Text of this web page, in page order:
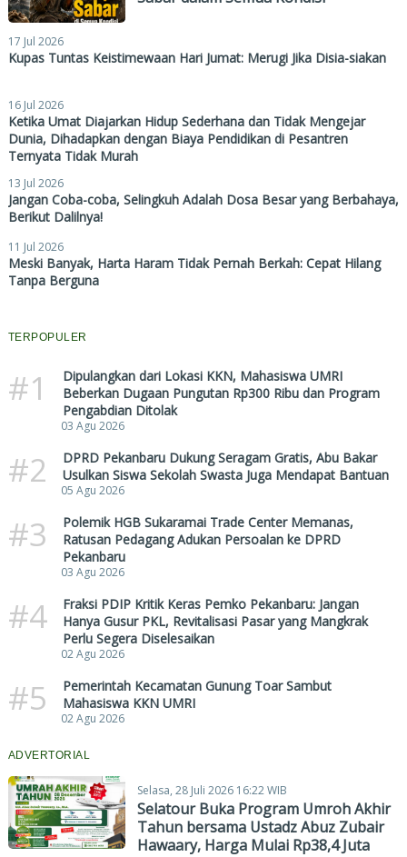
17 Jul 2026
Kupas Tuntas Keistimewaan Hari Jumat: Merugi Jika Disia-siakan
16 Jul 2026
Ketika Umat Diajarkan Hidup Sederhana dan Tidak Mengejar
Dunia, Dihadapkan dengan Biaya Pendidikan di Pesantren
Ternyata Tidak Murah
13 Jul 2026
Jangan Coba-coba, Selingkuh Adalah Dosa Besar yang Berbahaya,
Berikut Dalilnya!
11 Jul 2026
Meski Banyak, Harta Haram Tidak Pernah Berkah: Cepat Hilang
Tanpa Berguna
TERPOPULER
#1
Dipulangkan dari Lokasi KKN, Mahasiswa UMRI
Beberkan Dugaan Pungutan Rp300 Ribu dan Program
Pengabdian Ditolak
03 Agu 2026
#2
DPRD Pekanbaru Dukung Seragam Gratis, Abu Bakar
Usulkan Siswa Sekolah Swasta Juga Mendapat Bantuan
05 Agu 2026
#3
Polemik HGB Sukaramai Trade Center Memanas,
Ratusan Pedagang Adukan Persoalan ke DPRD
Pekanbaru
03 Agu 2026
#4
Fraksi PDIP Kritik Keras Pemko Pekanbaru: Jangan
Hanya Gusur PKL, Revitalisasi Pasar yang Mangkrak
Perlu Segera Diselesaikan
02 Agu 2026
#5
Pemerintah Kecamatan Gunung Toar Sambut
Mahasiswa KKN UMRI
02 Agu 2026
ADVERTORIAL
Selasa, 28 Juli 2026 16:22 WIB
Selatour Buka Program Umroh Akhir
Tahun bersama Ustadz Abuz Zubair
Hawaary, Harga Mulai Rp38,4 Juta